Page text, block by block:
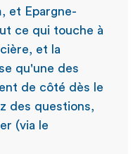
et Epargne-
ce qui touche à
et la
qu'une des
de côté dès le
des questions,
(via le